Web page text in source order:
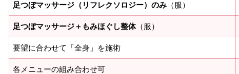
足つぼマッサージ（リフレクソロジー）のみ （服）
足つぼマッサージ＋もみほぐし整体（服）
要望に合わせて「全身」を施術
各メニューの組み合わせ可